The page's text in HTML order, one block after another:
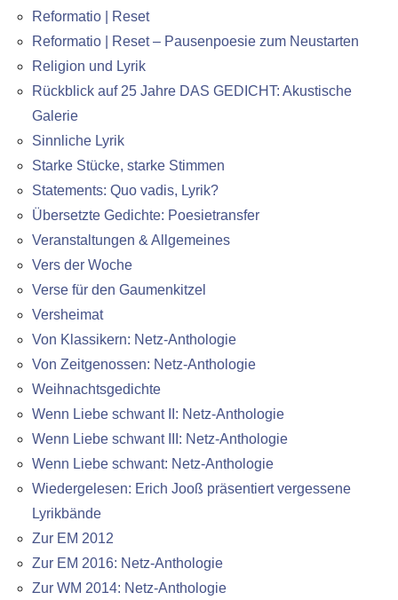
Reformatio | Reset
Reformatio | Reset – Pausenpoesie zum Neustarten
Religion und Lyrik
Rückblick auf 25 Jahre DAS GEDICHT: Akustische
Galerie
Sinnliche Lyrik
Starke Stücke, starke Stimmen
Statements: Quo vadis, Lyrik?
Übersetzte Gedichte: Poesietransfer
Veranstaltungen & Allgemeines
Vers der Woche
Verse für den Gaumenkitzel
Versheimat
Von Klassikern: Netz-Anthologie
Von Zeitgenossen: Netz-Anthologie
Weihnachtsgedichte
Wenn Liebe schwant II: Netz-Anthologie
Wenn Liebe schwant III: Netz-Anthologie
Wenn Liebe schwant: Netz-Anthologie
Wiedergelesen: Erich Jooß präsentiert vergessene
Lyrikbände
Zur EM 2012
Zur EM 2016: Netz-Anthologie
Zur WM 2014: Netz-Anthologie